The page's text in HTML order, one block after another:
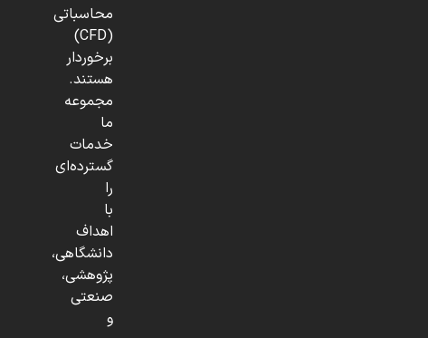
محاسباتی
(CFD)
برخوردار
هستند.
مجموعه
ما
خدمات
گسترده‌ای
را
با
اهداف
دانشگاهی،
پژوهشی،
صنعتی
و